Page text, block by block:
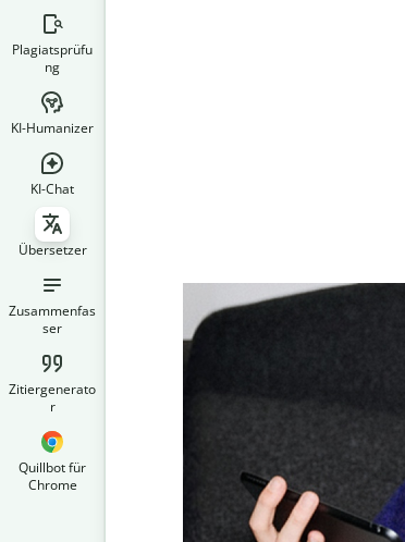
Plagiatsprüfu
ng
KI-Humanizer
KI-Chat
Übersetzer
Zusammenfas
ser
Zitiergenerato
r
Quillbot für
Chrome